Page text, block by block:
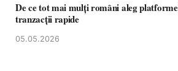
De ce tot mai mulți români aleg
tranzacții rapide
05.05.2026